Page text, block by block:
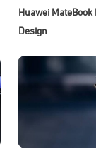
Huawei
Design